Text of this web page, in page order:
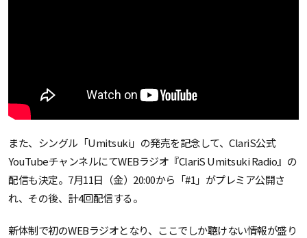
また、シングル「Umitsuki」の発売を記念して、ClariS公式
YouTubeチャンネルにてWEBラジオ『ClariS Umitsuki Radio』の
配信も決定。7月11日（金）20:00から「#1」がプレミア公開さ
れ、その後、計4回配信する。
新体制で初のWEBラジオとなり、ここでしか聴けない情報が盛り